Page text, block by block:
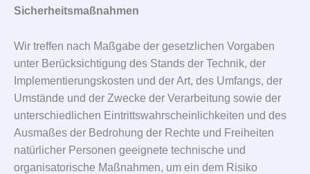
Sicherheitsmaßnahmen
Wir treffen nach Maßgabe der gesetzlichen Vorgaben
unter Berücksichtigung des Stands der Technik, der
Implementierungskosten und der Art, des Umfangs, der
Umstände und der Zwecke der Verarbeitung sowie der
unterschiedlichen Eintrittswahrscheinlichkeiten und des
Ausmaßes der Bedrohung der Rechte und Freiheiten
natürlicher Personen geeignete technische und
organisatorische Maßnahmen, um ein dem Risiko